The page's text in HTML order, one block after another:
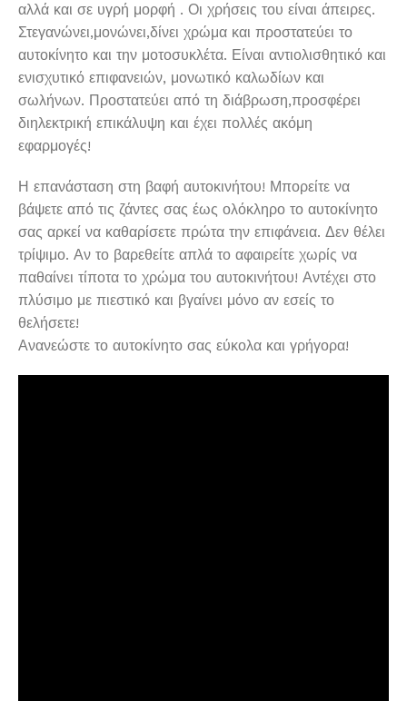
αλλά και σε υγρή μορφή . Οι χρήσεις του είναι άπειρες.
Στεγανώνει,μονώνει,δίνει χρώμα και προστατεύει το
αυτοκίνητο και την μοτοσυκλέτα. Είναι αντιολισθητικό και
ενισχυτικό επιφανειών, μονωτικό καλωδίων και
σωλήνων. Προστατεύει από τη διάβρωση,προσφέρει
διηλεκτρική επικάλυψη και έχει πολλές ακόμη
εφαρμογές!
Η επανάσταση στη βαφή αυτοκινήτου! Μπορείτε να
βάψετε από τις ζάντες σας έως ολόκληρο το αυτοκίνητο
σας αρκεί να καθαρίσετε πρώτα την επιφάνεια. Δεν θέλει
τρίψιμο. Αν το βαρεθείτε απλά το αφαιρείτε χωρίς να
παθαίνει τίποτα το χρώμα του αυτοκινήτου! Αντέχει στο
πλύσιμο με πιεστικό και βγαίνει μόνο αν εσείς το
θελήσετε!
Ανανεώστε το αυτοκίνητο σας εύκολα και γρήγορα!